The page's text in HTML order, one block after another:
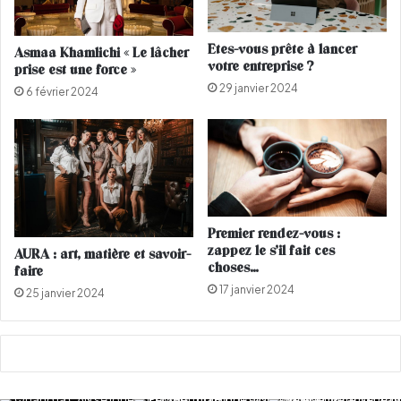
e
s
à
f
a
r
e
à
l
a
m
i
s
o
n
Asmaa Khamlichi « Le lâcher
prise est une force »
6 février 2024
Etes-vous prête à lancer
votre entreprise ?
29 janvier 2024
AURA : art, matière et savoir-
faire
25 janvier 2024
Premier rendez-vous :
zappez le s’il fait ces
choses…
17 janvier 2024